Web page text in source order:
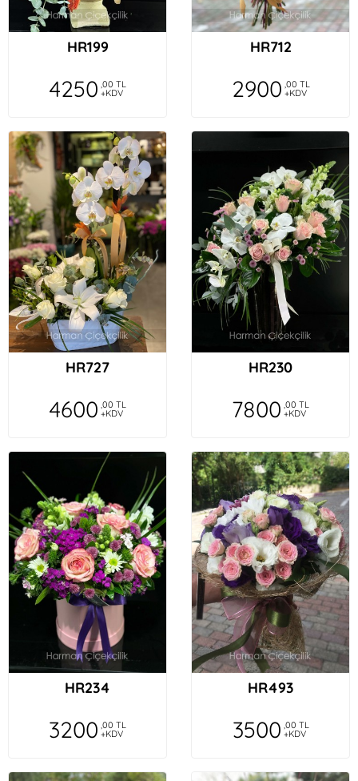
HR199
4250 ,00 TL
+KDV
HR712
2900 ,00 TL
+KDV
HR727
4600 ,00 TL
+KDV
HR230
7800 ,00 TL
+KDV
HR234
3200 ,00 TL
+KDV
HR493
3500 ,00 TL
+KDV